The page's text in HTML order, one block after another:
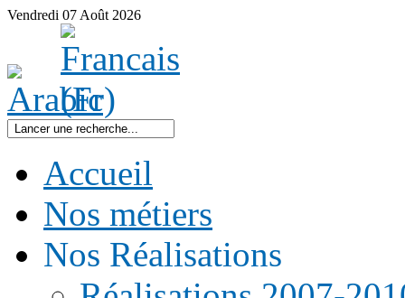
Vendredi 07 Août 2026
Accueil
Nos métiers
Nos Réalisations